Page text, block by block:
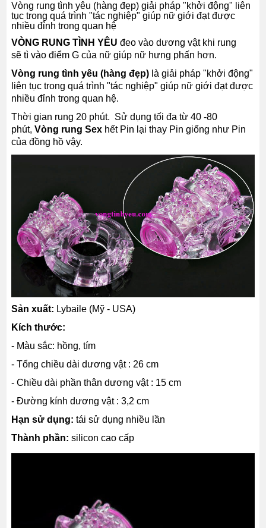
Vòng rung tình yêu (hàng đẹp) giải pháp "khởi động" liên
tục trong quá trình "tác nghiệp" giúp nữ giới đạt được
nhiều đỉnh trong quan hệ
VÒNG RUNG TÌNH YÊU đeo vào dương vật khi rung
sẽ tì vào điểm G của nữ giúp nữ hưng phấn hơn.
Vòng rung tình yêu (hàng đẹp) là giải pháp "khởi động"
liên tục trong quá trình "tác nghiệp" giúp nữ giới đạt được
nhiều đỉnh trong quan hệ.
Thời gian rung 20 phút. Sử dụng tối đa từ 40 -80
phút,Vòng rung Sex hết Pin lại thay Pin giống như Pin
của đồng hồ vậy.
Sản xuất: Lybaile (Mỹ - USA)
Kích thước:
- Màu sắc: hồng, tím
- Tổng chiều dài dương vật : 26 cm
- Chiều dài phần thân dương vật : 15 cm
- Đường kính dương vật : 3,2 cm
Hạn sử dụng: tái sử dụng nhiều lần
Thành phần: silicon cao cấp